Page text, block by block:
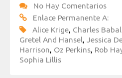
No Hay Comentarios
Enlace Permanente A:
Alice Krige, Charles
Gretel And Hansel, Jessica
Harrison, Oz Perkins, Rob
Sophia Lillis